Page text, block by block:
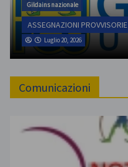
Gildains nazionale
ASSEGNAZIONI PROVVISORIE
Luglio 20, 2026
Comunicazioni